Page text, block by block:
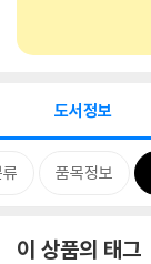
도서정보
품목정보
이 상품의 태그